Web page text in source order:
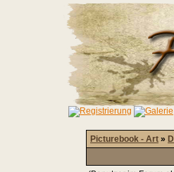
Picturebook - Art »